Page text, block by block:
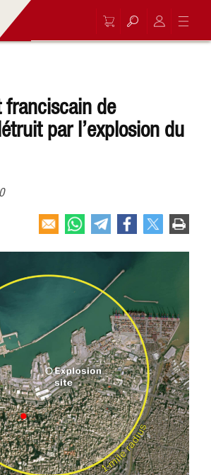
franciscain de
par l’explosion du